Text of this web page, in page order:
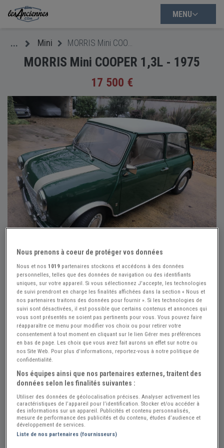
MENU
... Mini
MORRIS Mini COOPER 1,3L - 1975
17 500 €
+1
Réf : A693203 Actualisée le : 31/07/2026
MORRIS Mini COOPER 1,3L - 1975
Créer une alerte MORRIS Mini
17 500 €
Seine et Marne (77) - MEAUX (77100)
Voir sur la carte
Nous prenons à coeur de protéger vos données
Nous et nos1019 partenaires stockons et accédons à des données
personnelles, telles que des données de navigation ou des identifiants
uniques, sur votre appareil. Si vous sélectionnez J'accepte, les technologies
de suivi prendront en charge les finalités affichées dans la section « Nous et
nos partenaires traitons des données pour fournir ». Si les technologies de
suivi sont désactivées, il est possible que certains contenus et annonces qui
vous sont présentés ne soient pas pertinents pour vous. Vous pouvez faire
réapparaître ce menu pour modifier vos choix ou pour retirer votre
consentement à tout moment en cliquant sur le lien Gérer mes préférences
en bas de page. Les choix que vous avez fait aurons un effet sur notre ou
nos Site Web. Pour plus d’informations, reportez-vous à notre politique de
confidentialité.
Nos équipes ainsi que nos partenaires externes, traitent des
données selon les finalités suivantes :
Utiliser des données de géolocalisation précises. Analyser activement les
caractéristiques de l’appareil pour l’identification. Stocker et/ou accéder à
des informations sur un appareil. Publicités et contenu personnalisés,
mesure de performance des publicités et du contenu, études d’audience et
développement de services.
Liste de nos partenaires (fournisseurs)